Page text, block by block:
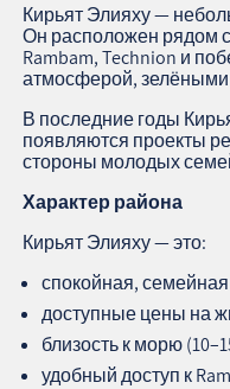
Кирьят Элияху —
Он расположен рядом
Rambam, Technion и
атмосферой,
В последние годы
появляются проекты
стороны молодых
Характер района
Кирьят Элияху — это:
спокойная,
доступные цены на
близость к морю
удобный доступ к